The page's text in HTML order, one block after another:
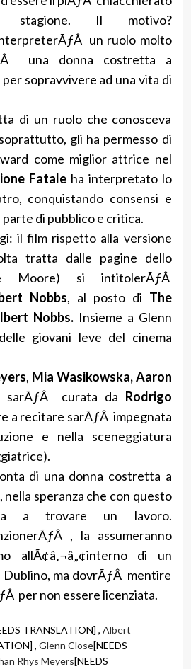
stagione. Il motivo?
un ruolo molto
una donna costretta a
sopravvivere ad una vita di
di un ruolo che conosceva
gli ha permesso di
come miglior attrice nel
Fataleha interpretato lo
conquistando consensi e
di pubblico e critica.
il film rispetto alla versione
tratta dalle pagine dello
Moore) si intitolerÃƒÂ
Nobbs, al posto di The
Nobbs. Insieme a Glenn
giovani leve del cinema
, Mia Wasikowska, Aaron
curata da Rodrigo
a recitare sarÃƒÂ impegnata
e nella sceneggiatura
di una donna costretta a
speranza che con questo
a trovare un lavoro.
, la assumeranno
allÃ¢â‚¬â„¢interno di un
ma dovrÃƒÂ mentire
per non essere licenziata.
TRANSLATION] , Albert
, Glenn Close[NEEDS
Rhys Meyers[NEEDS